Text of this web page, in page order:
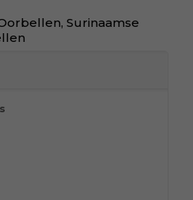
, Surinaamse